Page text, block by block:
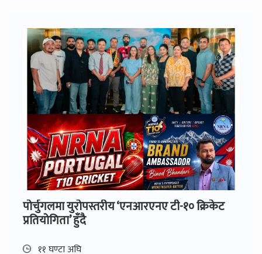
पोर्चुगलमा युरोपस्तरीय ‘एनआरएनए टी-१० क्रिकेट
प्रतियोगिता’ हुँदै
११ घण्टा अघि